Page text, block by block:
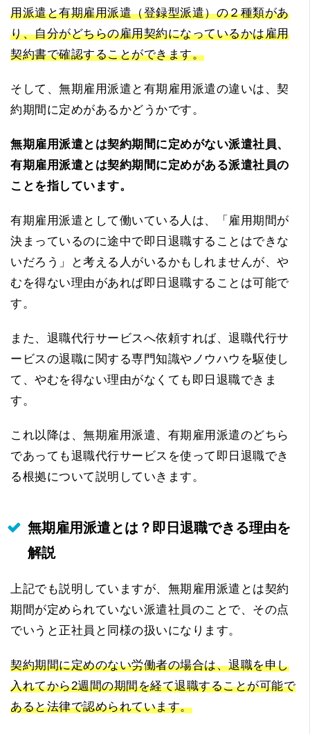
用派遣と有期雇用派遣（登録型派遣）の２種類があ
り、自分がどちらの雇用契約になっているかは雇用
契約書で確認することができます。
そして、無期雇用派遣と有期雇用派遣の違いは、契
約期間に定めがあるかどうかです。
無期雇用派遣とは契約期間に定めがない派遣社員、
有期雇用派遣とは契約期間に定めがある派遣社員の
ことを指しています。
有期雇用派遣として働いている人は、「雇用期間が
決まっているのに途中で即日退職することはできな
いだろう」と考える人がいるかもしれませんが、や
むを得ない理由があれば即日退職することは可能で
す。
また、退職代行サービスへ依頼すれば、退職代行サ
ービスの退職に関する専門知識やノウハウを駆使し
て、やむを得ない理由がなくても即日退職できま
す。
これ以降は、無期雇用派遣、有期雇用派遣のどちら
であっても退職代行サービスを使って即日退職でき
る根拠について説明していきます。
無期雇用派遣とは？即日退職できる理由を
解説
上記でも説明していますが、無期雇用派遣とは契約
期間が定められていない派遣社員のことで、その点
でいうと正社員と同様の扱いになります。
契約期間に定めのない労働者の場合は、退職を申し
入れてから2週間の期間を経て退職することが可能で
あると法律で認められています。